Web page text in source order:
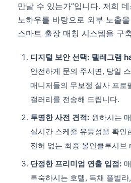
만날 수 있는가”입니다. 저희
노하우를 바탕으로 외부 노출
스마트 출장 매칭 시스템을 구
디지털 보안 선택: 텔레그램
안전하게 문의 주시면, 당일
매니저들의 무보정 실사 프로
갤러리를 전송해 드립니다.
투명한 사전 견적: 원하시는
실시간 스케줄 유동성을 확인
전혀 없는 최종 올인클루시
단정한 프리미엄 연출 입점:
투숙하시는 호텔, 독채 풀빌